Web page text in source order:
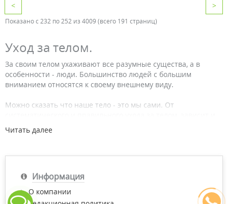
< >
Показано с 232 по 252 из 4009 (всего 191 страниц)
Уход за телом.
За своим телом ухаживают все разумные существа, а в
особенности - люди. Большинство людей с большим
вниманием относятся к своему внешнему виду.
Можно сказать что наше тело - это мы сами. От
наша молодость, и привлекательность. Особенно это важно
для женщин, которые всегда стремились к совершенству.
телом зависит и наше с вами здоровье. Площадь нашей
представьте себе, 2-мя миллионами потовых желез, функции
которых впечатляют. Тут и выделение пота, и насыщение
тканей кислородом, и выделение углекислого газа. Так как за
Читать далее
Информация
О компании